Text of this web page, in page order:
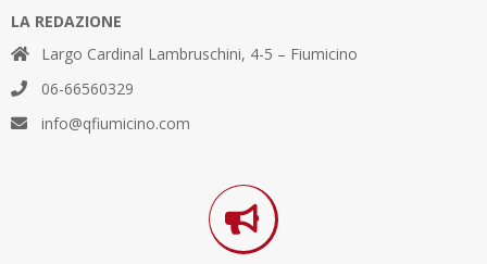
LA REDAZIONE
Largo Cardinal Lambruschini, 4-5 – Fiumicino
06-66560329
info@qfiumicino.com